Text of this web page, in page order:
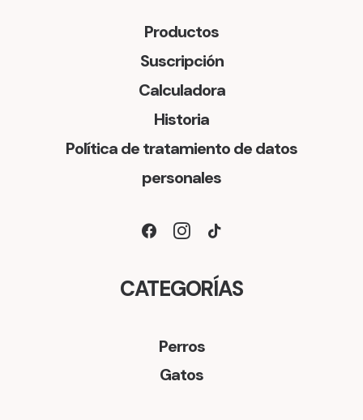
Productos
Suscripción
Calculadora
Historia
Política de tratamiento de datos
personales
CATEGORÍAS
Perros
Gatos